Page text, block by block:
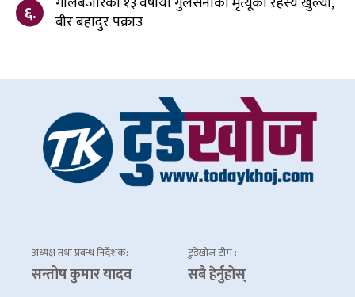
६.
बीर बहादुर पक्राउ
अध्यक्ष तथा प्रबन्ध निर्देशक:
सन्तोष कुमार यादव
टुडेखोज टीम :
सबै हेर्नुहोस्